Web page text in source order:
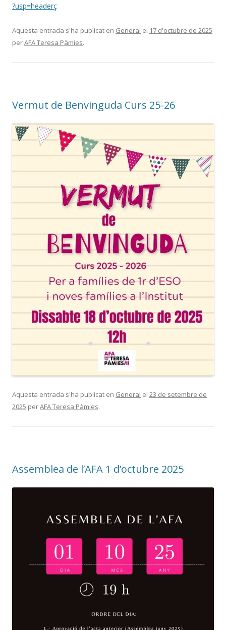
?usp=headerç
Aquesta entrada s'ha publicat en General el 17 d'octubre de 2025
perAFA Teresa Pàmies.
Vermut de Benvinguda Curs 25-26
Aquesta entrada s'ha publicat en General el 23 de setembre de
2025 perAFA Teresa Pàmies.
Assemblea de l’AFA 1 d’octubre 2025